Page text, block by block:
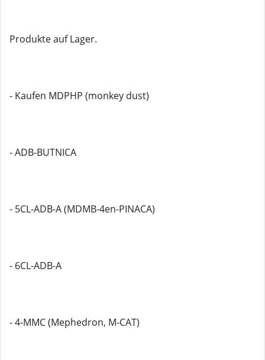
Produkte auf Lager.
- Kaufen MDPHP (monkey dust)
- ADB-BUTNICA
- 5CL-ADB-A (MDMB-4en-PINACA)
- 6CL-ADB-A
- 4-MMC (Mephedron, M-CAT)